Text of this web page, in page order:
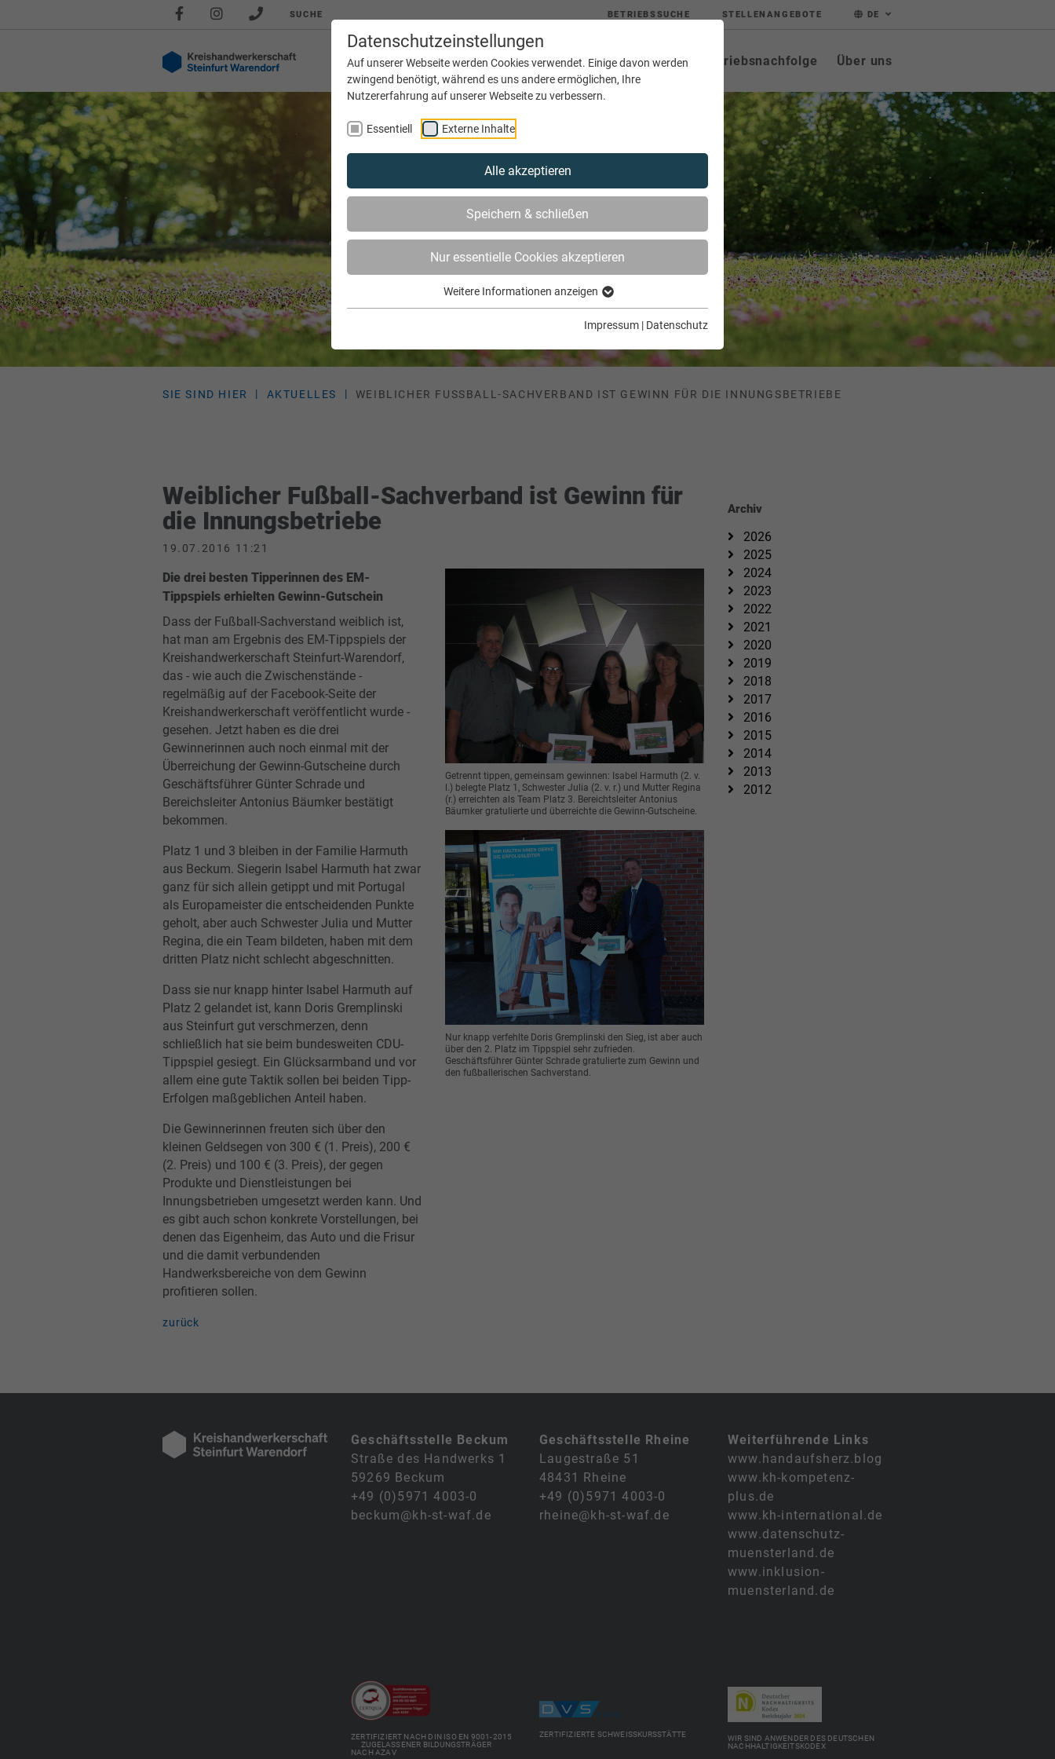
Datenschutzeinstellungen
Auf unserer Webseite werden Cookies verwendet. Einige davon werden
zwingend benötigt, während es uns andere ermöglichen, Ihre
Nutzererfahrung auf unserer Webseite zu verbessern.
Essentiell Externe Inhalte
Alle akzeptieren
Speichern & schließen
Nur essentielle Cookies akzeptieren
Weitere Informationen anzeigen
Impressum | Datenschutz
SUCHE BETRIEBSSUCHE STELLENANGEBOTE DE
Aktuelles Service Bildung Innungen Netzwerke Betriebsnachfolge Über uns
SIE SIND HIER AKTUELLES WEIBLICHER FUSSBALL-SACHVERBAND IST GEWINN FÜR DIE INNUNGSBETRIEBE
Weiblicher Fußball-Sachverband ist Gewinn für
die Innungsbetriebe
19.07.2016 11:21
Die drei besten Tipperinnen des EM-
Tippspiels erhielten Gewinn-Gutschein
Dass der Fußball-Sachverstand weiblich ist,
hat man am Ergebnis des EM-Tippspiels der
Kreishandwerkerschaft Steinfurt-Warendorf,
das - wie auch die Zwischenstände -
regelmäßig auf der Facebook-Seite der
Kreishandwerkerschaft veröffentlicht wurde -
gesehen. Jetzt haben es die drei
Gewinnerinnen auch noch einmal mit der
Überreichung der Gewinn-Gutscheine durch
Geschäftsführer Günter Schrade und
Bereichsleiter Antonius Bäumker bestätigt
bekommen.
Platz 1 und 3 bleiben in der Familie Harmuth
aus Beckum. Siegerin Isabel Harmuth hat zwar
ganz für sich allein getippt und mit Portugal
als Europameister die entscheidenden Punkte
geholt, aber auch Schwester Julia und Mutter
Regina, die ein Team bildeten, haben mit dem
dritten Platz nicht schlecht abgeschnitten.
Dass sie nur knapp hinter Isabel Harmuth auf
Platz 2 gelandet ist, kann Doris Gremplinski
aus Steinfurt gut verschmerzen, denn
schließlich hat sie beim bundesweiten CDU-
Tippspiel gesiegt. Ein Glücksarmband und vor
allem eine gute Taktik sollen bei beiden Tipp-
Erfolgen maßgeblichen Anteil haben.
Die Gewinnerinnen freuten sich über den
kleinen Geldsegen von 300 € (1. Preis), 200 €
(2. Preis) und 100 € (3. Preis), der gegen
Produkte und Dienstleistungen bei
Innungsbetrieben umgesetzt werden kann. Und
es gibt auch schon konkrete Vorstellungen, bei
denen das Eigenheim, das Auto und die Frisur
und die damit verbundenden
Handwerksbereiche von dem Gewinn
profitieren sollen.
zurück
Getrennt tippen, gemeinsam gewinnen: Isabel Harmuth (2. v.
l.) belegte Platz 1, Schwester Julia (2. v. r.) und Mutter Regina
(r.) erreichten als Team Platz 3. Bereichtsleiter Antonius
Bäumker gratulierte und überreichte die Gewinn-Gutscheine.
Nur knapp verfehlte Doris Gremplinski den Sieg, ist aber auch
über den 2. Platz im Tippspiel sehr zufrieden.
Geschäftsführer Günter Schrade gratulierte zum Gewinn und
den fußballerischen Sachverstand.
Archiv
2026
2025
2024
2023
2022
2021
2020
2019
2018
2017
2016
2015
2014
2013
2012
Geschäftsstelle Beckum
Straße des Handwerks 1
59269 Beckum
+49 (0)5971 4003-0
beckum@kh-st-waf.de
Geschäftsstelle Rheine
Laugestraße 51
48431 Rheine
+49 (0)5971 4003-0
rheine@kh-st-waf.de
Weiterführende Links
www.handaufsherz.blog
www.kh-kompetenz-
plus.de
www.kh-international.de
www.datenschutz-
muensterland.de
www.inklusion-
muensterland.de
ZERTIFIZIERT NACH DIN ISO EN 9001-2015
ZUGELASSENER BILDUNGSTRÄGER
NACH AZAV
ZERTIFIZIERTE SCHWEISSKURSSTÄTTE WIR SIND ANWENDER DES DEUTSCHEN
NACHHALTIGKEITSKODEX